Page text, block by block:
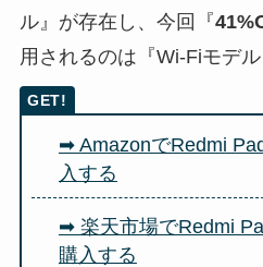
ル』が存在し、今回『
用されるのは『Wi-Fiモデル
➡ AmazonでRedmi
入する
➡ 楽天市場でRedmi
購入する